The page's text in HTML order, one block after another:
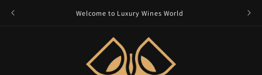
Welcome to Luxury Wines World